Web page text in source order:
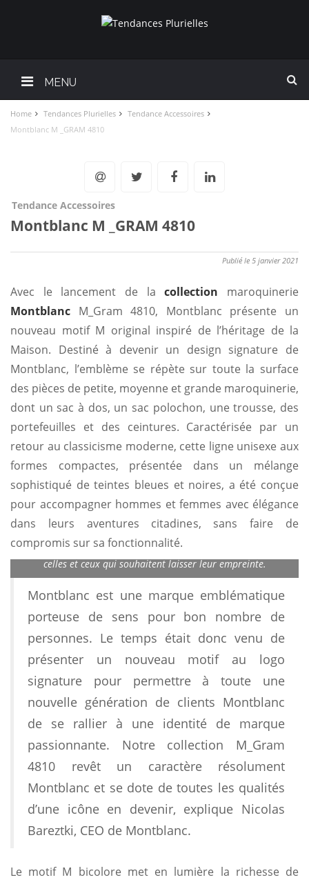
MENU
Home Tendances Plurielles
Tendance Accessoires
Montblanc M _GRAM 4810
Tendance Accessoires
Montblanc M _GRAM 4810
Publié le 5 janvier 2021
Avec le lancement de lacollection maroquinerie
Montblanc M_Gram 4810, Montblanc présente un
nouveau motif M original inspiré de l’héritage de la
Maison. Destiné à devenir un design signature de
Montblanc, l’emblème se répète sur toute la surface
des pièces de petite, moyenne et grande maroquinerie,
dont un sac à dos, un sac polochon, une trousse, des
portefeuilles et des ceintures. Caractérisée par un
retour au classicisme moderne, cette ligne unisexe aux
formes compactes, présentée dans un mélange
sophistiqué de teintes bleues et noires, a été conçue
pour accompagner hommes et femmes avec élégance
dans leurs aventures citadines, sans faire de
compromis sur sa fonctionnalité.
Grâce à des conceptions intelligentes et une forte identité
visuelle axée sur le style et la finalité, la collection Montblanc
M_Gram 4810 affiche une esthétique audacieuse conçue pour
celles et ceux qui souhaitent laisser leur empreinte.
Montblanc est une marque emblématique
porteuse de sens pour bon nombre de
personnes. Le temps était donc venu de
présenter un nouveau motif au logo
signature pour permettre à toute une
nouvelle génération de clients Montblanc
de se rallier à une identité de marque
passionnante. Notre collection M_Gram
4810 revêt un caractère résolument
Montblanc et se dote de toutes les qualités
d’une icône en devenir, explique Nicolas
Bareztki, CEO de Montblanc.
Le motif M bicolore met en lumière la richesse de